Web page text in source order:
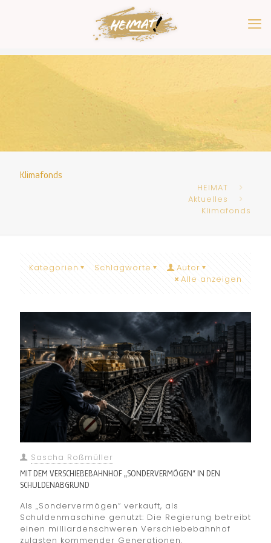
Klimafonds
HEIMAT
Aktuelles
Klimafonds
Kategorien Schlagworte
Autor
Alle anzeigen
Sascha Roßmüller
MIT DEM VERSCHIEBEBAHNHOF „SONDERVERMÖGEN“ IN DEN
SCHULDENABGRUND
Als „Sondervermögen“ verkauft, als
Schuldenmaschine genutzt: Die Regierung betreibt
einen milliardenschweren Verschiebebahnhof
zulasten kommender Generationen.